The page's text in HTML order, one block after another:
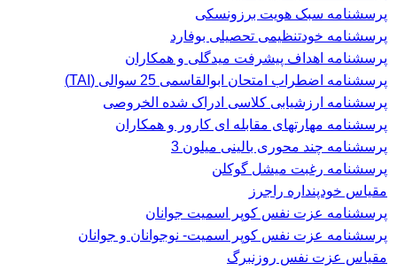
پرسشنامه سبک هویت برزونسکی
پرسشنامه خودتنظیمی تحصیلی بوفارد
پرسشنامه اهداف پیشرفت میدگلی و همکاران
پرسشنامه اضطراب امتحان ابوالقاسمی 25 سوالی (TAI)
پرسشنامه ارزشیابی کلاسی ادراک شده الخروصی
پرسشنامه مهارتهای مقابله ای کارور و همکاران
پرسشنامه چند محوری بالینی میلون 3
پرسشنامه رغبت ميشل گوكلن
مقیاس خودپنداره راجرز
پرسشنامه عزت نفس كوپر اسميت جوانان
پرسشنامه عزت نفس کوپر اسمیت- نوجوانان و جوانان
مقیاس عزت نفس روزنبرگ